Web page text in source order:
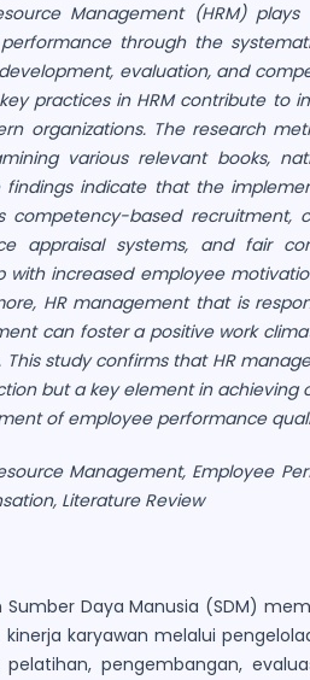
Management (HRM)
through the
evaluation, and
practices in HRM contribute to
organizations. The research
various relevant books,
findings indicate that the
competency-based recruitment,
appraisal systems, and fair
with increased employee
HR management that is
can foster a positive work
This study confirms that HR
but a key element in achieving
of employee performance
Management, Employee
Literature Review
Sumber Daya Manusia (SDM)
karyawan melalui
pengembangan,